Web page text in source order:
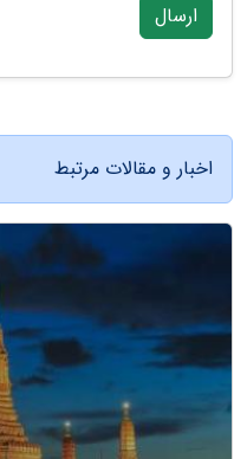
ارسال
اخبار و مقالات مرتبط